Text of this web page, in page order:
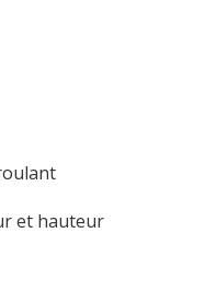
et hauteur